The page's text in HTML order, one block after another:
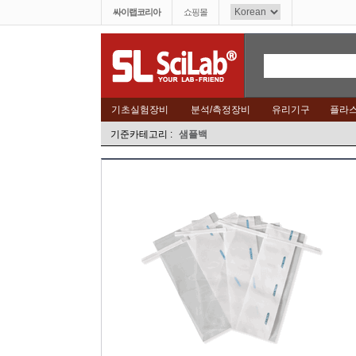
싸이랩코리아 쇼핑몰
기초실험장비 분석/측정장비 유리기구 플라
기준카테고리 : 샘플백